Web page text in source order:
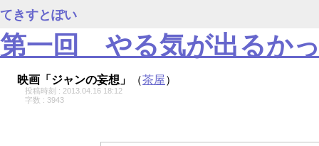
てきすとぽい
第一回 やる気が出るか
映画「ジャンの妄想」 （茶屋）
投稿時刻 : 2013.04.16 18:12
字数 : 3943